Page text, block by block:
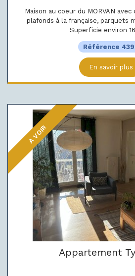
Maison au coeur du MORVAN
plafonds à la française, parquets
Superficie environ
Référence
En savoir plus
A VOIR
Appartement